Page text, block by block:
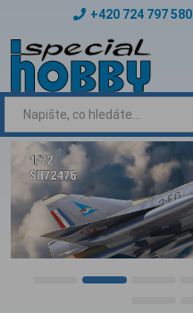
+420 724 797 580